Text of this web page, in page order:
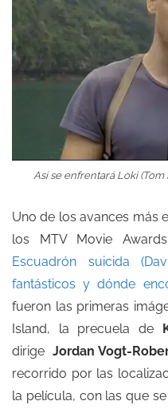
Así se enfrentará Loki
Uno de los avances más
los MTV Movie
Escuadrón suicida
fantásticos y dónde
fueron las primeras
Island, la precuela de
dirige Jordan Vogt-
recorrido por las
la película, con las que